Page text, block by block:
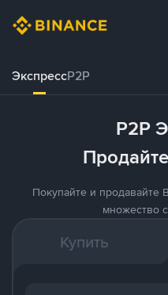
ЭкспрессP2P
P2P
Покупайте и продавайте
множество
Купить